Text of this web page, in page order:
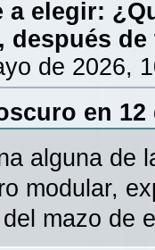
a elegir:
después
de 2026,
en 12
alguna de
modular,
mazo de